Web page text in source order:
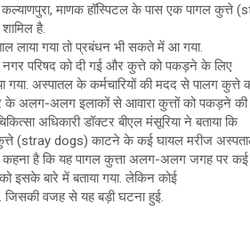
कल्याणपुरा, माणक हॉस्पिटल के पास एक पागल
है.
लाया गया तो प्रबंधन भी सकते में आ गया.
परिषद को दी गई और कुत्ते को पकड़ने के लिए
गया. अस्पातल के कर्मचारियों की मदद से पालग कुत्ते
अलग-अलग इलाकों से आवारा कुत्तों को पकड़ने की
अधिकारी डॉक्टर बीएल मंसूरिया ने बताया कि
(stray dogs) काटने के कई घायल मरीज अस्पताल
कहना है कि यह पागल कुत्ता अलग-अलग जगह पर कई
इसके बारे में बताया गया. लेकिन कोई
जिसकी वजह से यह बड़ी घटना हुई.